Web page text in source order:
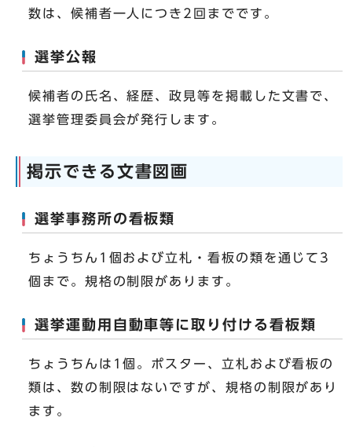
数は、候補者一人につき2回までです。
選挙公報
候補者の氏名、経歴、政見等を掲載した文書で、
選挙管理委員会が発行します。
掲示できる文書図画
選挙事務所の看板類
ちょうちん1個および立札・看板の類を通じて3
個まで。規格の制限があります。
選挙運動用自動車等に取り付ける看板類
ちょうちんは1個。ポスター、立札および看板の
類は、数の制限はないですが、規格の制限があり
ます。